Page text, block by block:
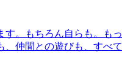
。もちろん自らも。
仲間との遊びも、すべ